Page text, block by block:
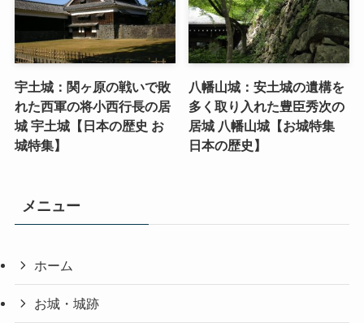
宇土城：関ヶ原の戦いで敗
れた西軍の将小西行長の居
城 宇土城【日本の歴史 お
城特集】
八幡山城：安土城の遺構を
多く取り入れた豊臣秀次の
居城 八幡山城【お城特集
日本の歴史】
メニュー
ホーム
お城・城跡